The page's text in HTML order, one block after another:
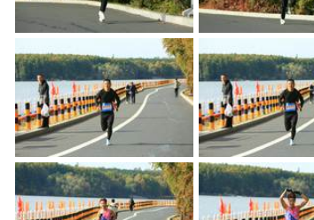
bedusQGQazj3c3QRs0uJmotKgxn73OeQRHD8CXRPdPi29tASeuTMm8W8VlcXvIgC
Pw9mmEkx1QF2kWmek30NSIaQ1Paiq4yBruVkdH3zw4wAIJlxtaTJMBhLZPOAcV2n